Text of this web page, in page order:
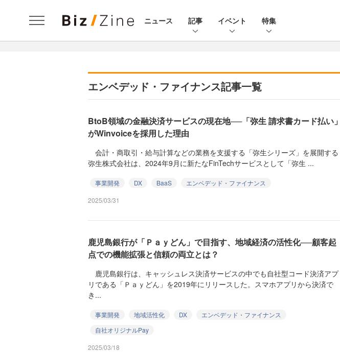
ニュース 記事 イベント 特集
エンベデッド・ファイナンス記事一覧
BtoB領域の金融決済サービスの現在地──「弥生 請求書カード払い」
がWinvoiceを採用した理由
会計・商取引・給与計算などの業務を支援する「弥生シリーズ」を展開する
弥生株式会社は、2024年9月に新たなFinTechサービスとして「弥生 ...
事業開発 DX BaaS
エンベデッド・ファイナンス
2025/03/31
鹿児島銀行が「Ｐａｙどん」で目指す、地域経済の活性化──顧客起
点での機能拡張と信頼の両立とは？
鹿児島銀行は、キャッシュレス決済サービスの中でも自社型コード決済アプ
リである「Ｐａｙどん」を2019年にリリースした。スマホアプリから決済で
き...
事業開発 地域活性化 DX
エンベデッド・ファイナンス
自社オリジナルPay
2025/03/18